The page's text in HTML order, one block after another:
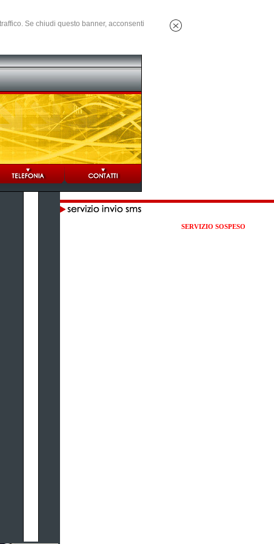
Se chiudi questo banner, acconsenti
SERVIZIO SOSPESO